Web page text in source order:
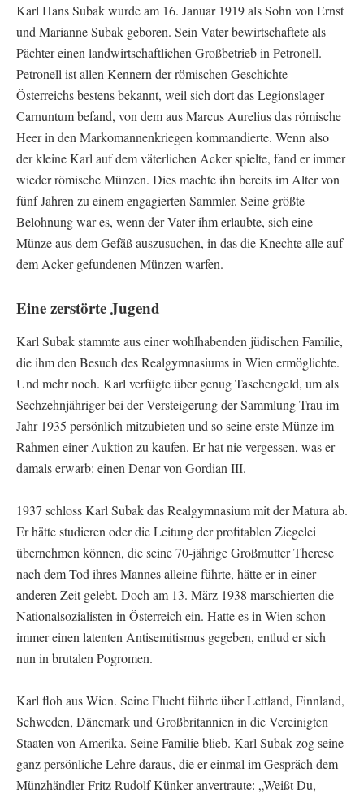
Karl Hans Subak wurde am 16. Januar 1919 als Sohn von Ernst
und Marianne Subak geboren. Sein Vater bewirtschaftete als
Pächter einen landwirtschaftlichen Großbetrieb in Petronell.
Petronell ist allen Kennern der römischen Geschichte
Österreichs bestens bekannt, weil sich dort das Legionslager
Carnuntum befand, von dem aus Marcus Aurelius das römische
Heer in den Markomannenkriegen kommandierte. Wenn also
der kleine Karl auf dem väterlichen Acker spielte, fand er immer
wieder römische Münzen. Dies machte ihn bereits im Alter von
fünf Jahren zu einem engagierten Sammler. Seine größte
Belohnung war es, wenn der Vater ihm erlaubte, sich eine
Münze aus dem Gefäß auszusuchen, in das die Knechte alle auf
dem Acker gefundenen Münzen warfen.
Eine zerstörte Jugend
Karl Subak stammte aus einer wohlhabenden jüdischen Familie,
die ihm den Besuch des Realgymnasiums in Wien ermöglichte.
Und mehr noch. Karl verfügte über genug Taschengeld, um als
Sechzehnjähriger bei der Versteigerung der Sammlung Trau im
Jahr 1935 persönlich mitzubieten und so seine erste Münze im
Rahmen einer Auktion zu kaufen. Er hat nie vergessen, was er
damals erwarb: einen Denar von Gordian III.
1937 schloss Karl Subak das Realgymnasium mit der Matura ab.
Er hätte studieren oder die Leitung der profitablen Ziegelei
übernehmen können, die seine 70-jährige Großmutter Therese
nach dem Tod ihres Mannes alleine führte, hätte er in einer
anderen Zeit gelebt. Doch am 13. März 1938 marschierten die
Nationalsozialisten in Österreich ein. Hatte es in Wien schon
immer einen latenten Antisemitismus gegeben, entlud er sich
nun in brutalen Pogromen.
Karl floh aus Wien. Seine Flucht führte über Lettland, Finnland,
Schweden, Dänemark und Großbritannien in die Vereinigten
Staaten von Amerika. Seine Familie blieb. Karl Subak zog seine
ganz persönliche Lehre daraus, die er einmal im Gespräch dem
Münzhändler Fritz Rudolf Künker anvertraute: „Weißt Du,